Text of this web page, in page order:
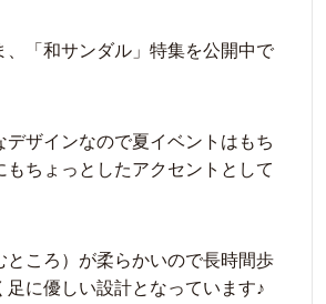
、「和サンダル」特集を公開中で
デザインなので夏イベントはもち
もちょっとしたアクセントとして
ところ）が柔らかいので長時間歩
足に優しい設計となっています♪